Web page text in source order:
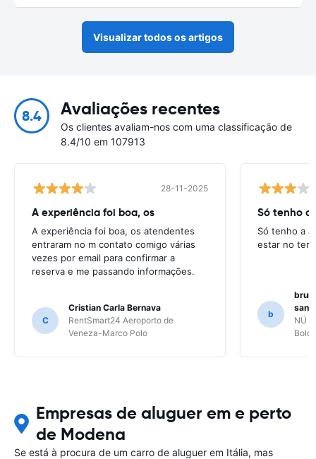
Visualizar todos os artigos
8.4 Avaliações recentes
Os clientes avaliam-nos com uma classificação de
8.4/10 em 107913
28-11-2025
A experiência foi boa, os
A experiência foi boa, os atendentes
entraram no m contato comigo várias
vezes por email para confirmar a
reserva e me passando informações.
C
Cristian Carla Bernava
RentSmart24 Aeroporto de
Veneza-Marco Polo
Só tenho a
Só tenho a
estar no
b
NÜ
Empresas de aluguer em e perto
de Modena
Se está à procura de um carro de aluguer em Itália, mas